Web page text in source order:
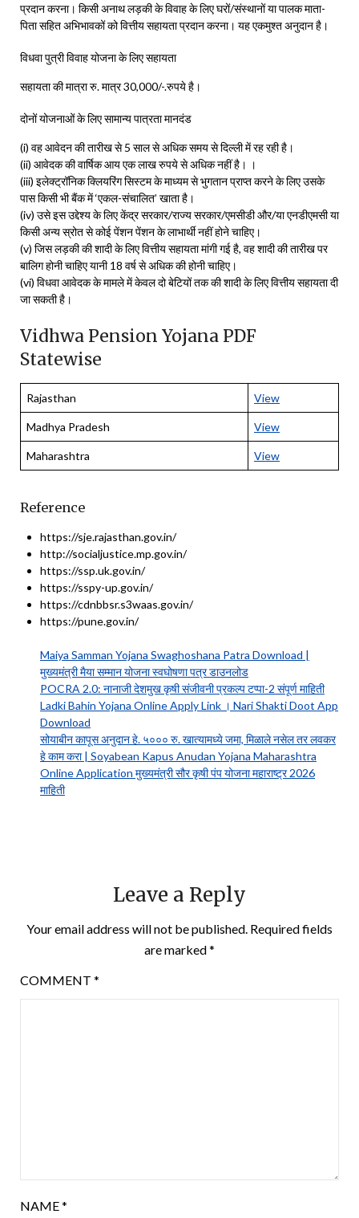
प्रदान करना। किसी अनाथ लड़की के विवाह के लिए घरों/संस्थानों या पालक माता-
पिता सहित अभिभावकों को वित्तीय सहायता प्रदान करना। यह एकमुश्त अनुदान है।
विधवा पुत्री विवाह योजना के लिए सहायता
सहायता की मात्रा रु. मात्र 30,000/-.रुपये है।
दोनों योजनाओं के लिए सामान्य पात्रता मानदंड
(i) वह आवेदन की तारीख से 5 साल से अधिक समय से दिल्ली में रह रही है।
(ii) आवेदक की वार्षिक आय एक लाख रुपये से अधिक नहीं है। ।
(iii) इलेक्ट्रॉनिक क्लियरिंग सिस्टम के माध्यम से भुगतान प्राप्त करने के लिए उसके
पास किसी भी बैंक में ‘एकल-संचालित’ खाता है।
(iv) उसे इस उद्देश्य के लिए केंद्र सरकार/राज्य सरकार/एमसीडी और/या एनडीएमसी या
किसी अन्य स्रोत से कोई पेंशन पेंशन के लाभार्थी नहीं होने चाहिए।
(v) जिस लड़की की शादी के लिए वित्तीय सहायता मांगी गई है, वह शादी की तारीख पर
बालिग होनी चाहिए यानी 18 वर्ष से अधिक की होनी चाहिए।
(vi) विधवा आवेदक के मामले में केवल दो बेटियों तक की शादी के लिए वित्तीय सहायता दी
जा सकती है।
Vidhwa Pension Yojana PDF
Statewise
Rajasthan View
Madhya Pradesh View
Maharashtra View
Reference
https://sje.rajasthan.gov.in/
http://socialjustice.mp.gov.in/
https://ssp.uk.gov.in/
https://sspy-up.gov.in/
https://cdnbbsr.s3waas.gov.in/
https://pune.gov.in/
Maiya Samman Yojana Swaghoshana Patra Download |
मुख्यमंत्री मैया सम्मान योजना स्वघोषणा पत्र डाउनलोड
POCRA 2.0: नानाजी देशमुख कृषी संजीवनी प्रकल्प टप्पा-2 संपूर्ण माहिती
Ladki Bahin Yojana Online Apply Link । Nari Shakti Doot App
Download
सोयाबीन कापूस अनुदान हे. ५००० रु. खात्यामध्ये जमा, मिळाले नसेल तर लवकर
हे काम करा | Soyabean Kapus Anudan Yojana Maharashtra
Online Application मुख्यमंत्री सौर कृषी पंप योजना महाराष्ट्र 2026
माहिती
Leave a Reply
Your email address will not be published. Required fields
are marked*
COMMENT *
NAME*